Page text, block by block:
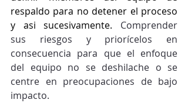
respaldo para no detener el proceso
y asi sucesivamente. Comprender
sus riesgos y priorícelos en
consecuencia para que el enfoque
del equipo no se deshilache o se
centre en preocupaciones de bajo
impacto.